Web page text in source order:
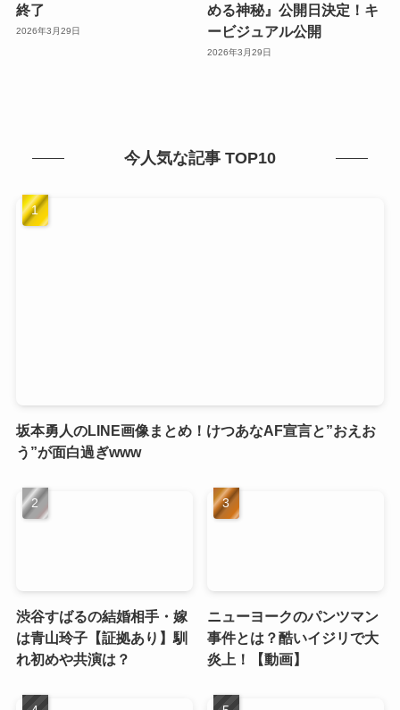
終了
2026年3月29日
める神秘』公開日決定！キ
ービジュアル公開
2026年3月29日
今人気な記事 TOP10
坂本勇人のLINE画像まとめ！けつあなAF宣言と”おえお
う”が面白過ぎwww
渋谷すばるの結婚相手・嫁
は青山玲子【証拠あり】馴
れ初めや共演は？
ニューヨークのパンツマン
事件とは？酷いイジリで大
炎上！【動画】